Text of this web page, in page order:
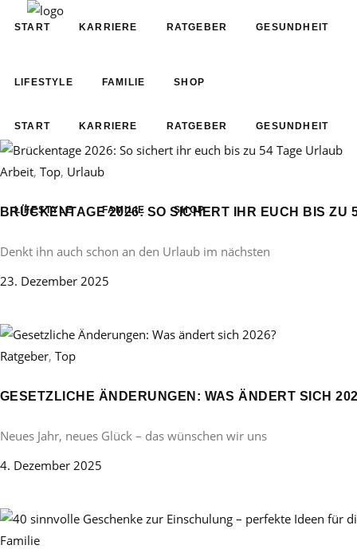
START KARRIERE RATGEBER GESUNDHEIT
LIFESTYLE FAMILIE SHOP
START KARRIERE RATGEBER GESUNDHEIT
LIFESTYLE FAMILIE SHOP
Arbeit, Top, Urlaub
BRÜCKENTAGE 2026: SO SICHERT IHR EUCH BIS ZU
Denkt ihn auch schon an den Urlaub im nächsten
23. Dezember 2025
Ratgeber, Top
GESETZLICHE ÄNDERUNGEN: WAS ÄNDERT SICH
Neues Jahr, neues Glück – das wünschen wir uns
4. Dezember 2025
Familie